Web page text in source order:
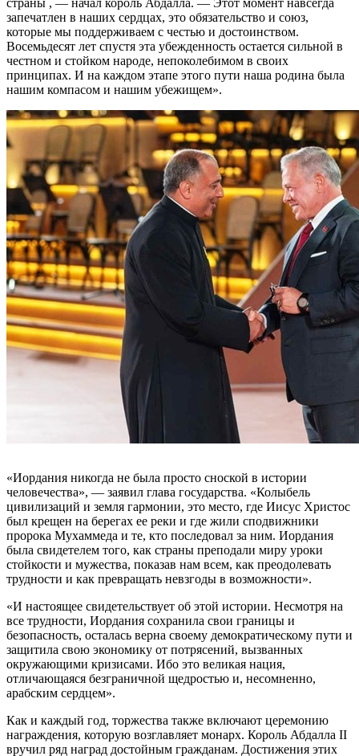
запечатлен в наших сердцах, это обязательство и союз,
которые мы поддерживаем с честью и достоинством.
Восемьдесят лет спустя эта убежденность остается сильной в
честном и стойком народе, непоколебимом в своих
принципах. И на каждом этапе этого пути наша родина была
нашим компасом и нашим убежищем».
«Иордания никогда не была просто сноской в истории
человечества», — заявил глава государства. «Колыбель
цивилизаций и земля гармонии, это место, где Иисус Христос
был крещен на берегах ее реки и где жили сподвижники
пророка Мухаммеда и те, кто последовал за ним. Иордания
была свидетелем того, как страны преподали миру уроки
стойкости и мужества, показав нам всем, как преодолевать
трудности и как превращать невзгоды в возможности».
«И настоящее свидетельствует об этой истории. Несмотря на
все трудности, Иордания сохранила свои границы и
безопасность, осталась верна своему демократическому пути и
защитила свою экономику от потрясений, вызванных
окружающими кризисами. Ибо это великая нация,
отличающаяся безграничной щедростью и, несомненно,
арабским сердцем».
Как и каждый год, торжества также включают церемонию
награждения, которую возглавляет монарх. Король Абдалла II
вручил ряд наград достойным гражданам. Достижения этих